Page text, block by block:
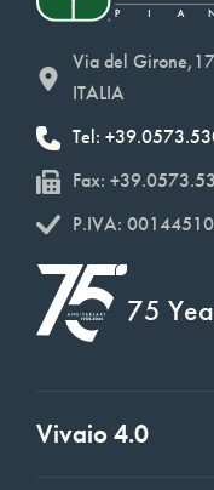
Via del
ITALIA
Tel:
Fax:
P.IVA:
75
Vivaio 4.0